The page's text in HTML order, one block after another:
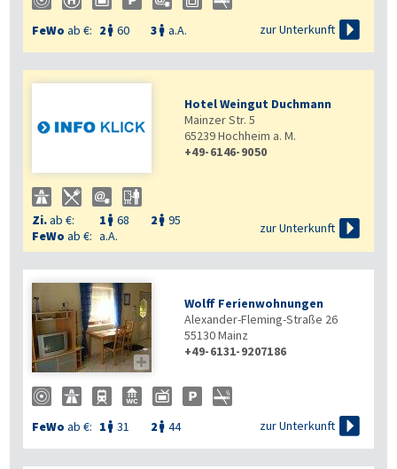
FeWo ab €: 2  60 3  a.A. zur Unterkunft 
Hotel Weingut Duchmann
Mainzer Str. 5
65239Hochheim a. M.
+49-6146-9050
Zi.ab €: 1  68 2  95
FeWo ab €: a.A.
zur Unterkunft 

Wolff Ferienwohnungen
Alexander-Fleming-Straße 26
55130Mainz
+49-6131-9207186
FeWo ab €: 1  31 2  44 zur Unterkunft 